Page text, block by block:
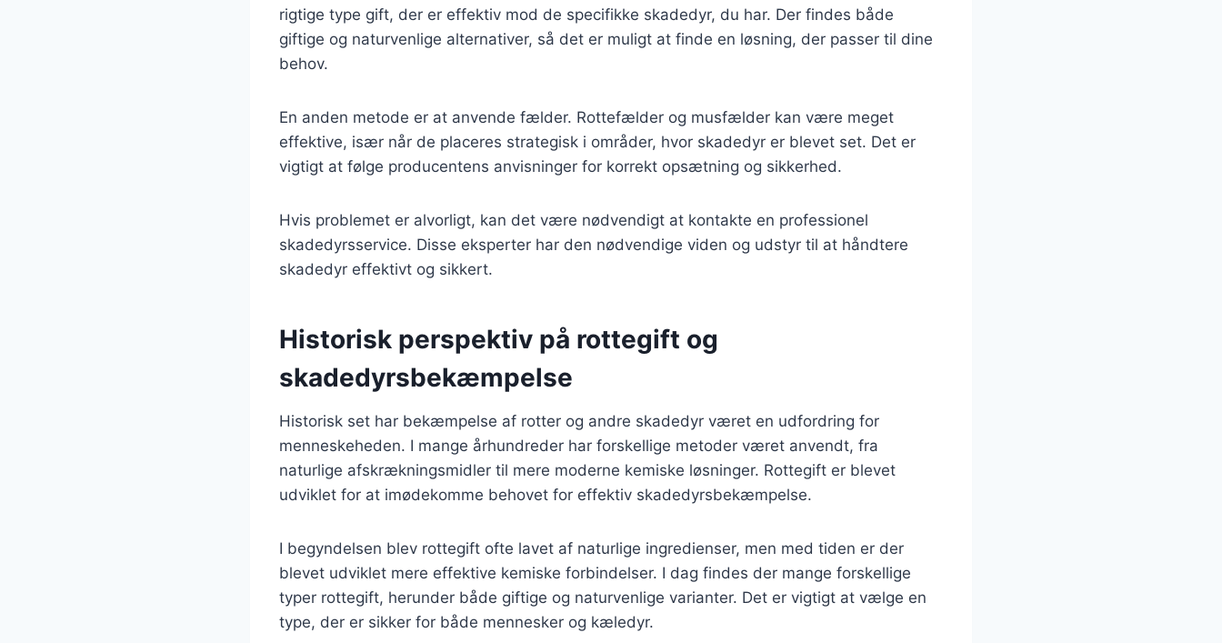
rigtige type gift, der er effektiv mod de specifikke skadedyr, du har. Der findes både
giftige og naturvenlige alternativer, så det er muligt at finde en løsning, der passer til dine
behov.
En anden metode er at anvende fælder. Rottefælder og musfælder kan være meget
effektive, især når de placeres strategisk i områder, hvor skadedyr er blevet set. Det er
vigtigt at følge producentens anvisninger for korrekt opsætning og sikkerhed.
Hvis problemet er alvorligt, kan det være nødvendigt at kontakte en professionel
skadedyrsservice. Disse eksperter har den nødvendige viden og udstyr til at håndtere
skadedyr effektivt og sikkert.
Historisk perspektiv på rottegift og
skadedyrsbekæmpelse
Historisk set har bekæmpelse af rotter og andre skadedyr været en udfordring for
menneskeheden. I mange århundreder har forskellige metoder været anvendt, fra
naturlige afskrækningsmidler til mere moderne kemiske løsninger. Rottegift er blevet
udviklet for at imødekomme behovet for effektiv skadedyrsbekæmpelse.
I begyndelsen blev rottegift ofte lavet af naturlige ingredienser, men med tiden er der
blevet udviklet mere effektive kemiske forbindelser. I dag findes der mange forskellige
typer rottegift, herunder både giftige og naturvenlige varianter. Det er vigtigt at vælge en
type, der er sikker for både mennesker og kæledyr.